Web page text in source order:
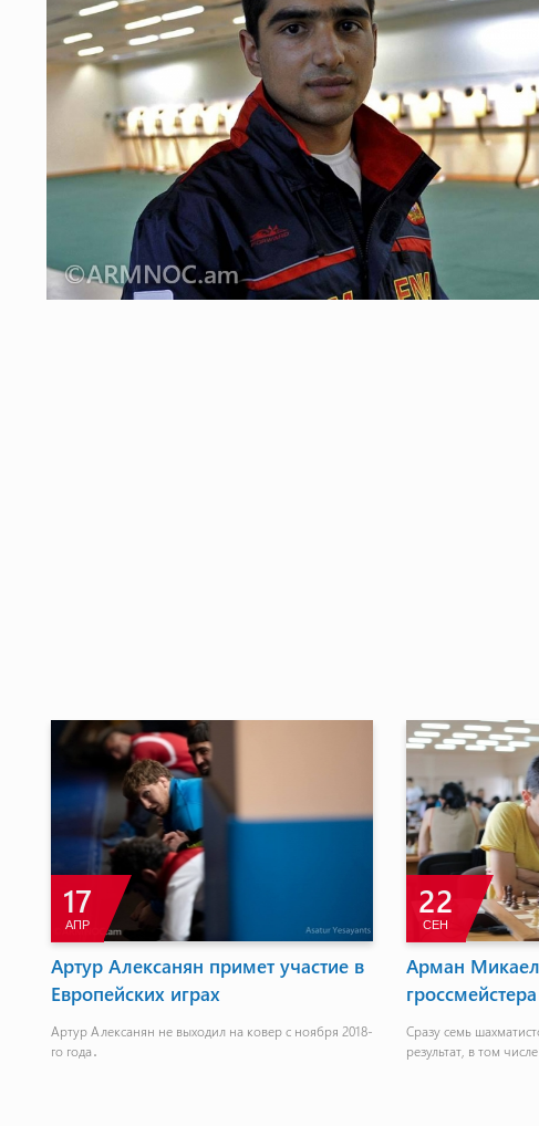
17
АПР
Артур Алексанян примет участие в
Европейских играх
Артур Алексанян не выходил на ковер с ноября 2018-
го года․
22
СЕН
Арман
гроссмейстера
Сразу семь
результат, в том